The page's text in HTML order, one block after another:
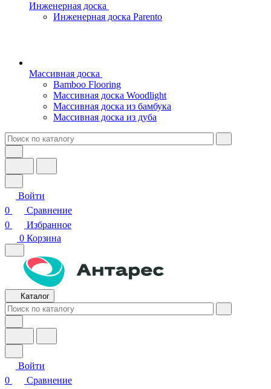
Инженерная доска
Инженерная доска Parento
Массивная доска
Bamboo Flooring
Массивная доска Woodlight
Массивная доска из бамбука
Массивная доска из дуба
Войти
0
Сравнение
0
Избранное
0 Корзина
Каталог
Войти
0
Сравнение